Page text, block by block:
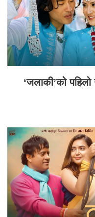
‘जलाकी’को